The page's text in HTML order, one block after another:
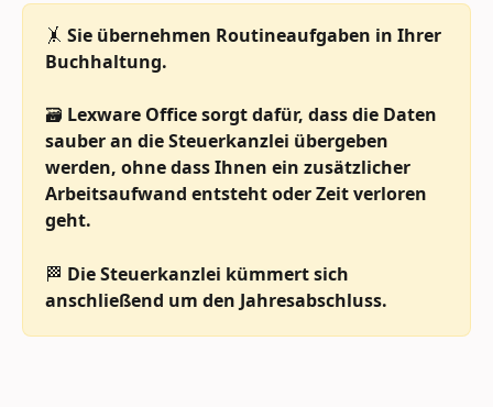
🤸 Sie übernehmen Routineaufgaben in Ihrer
Buchhaltung.
🗃️ Lexware Officesorgt dafür, dass die Daten
sauber an die Steuerkanzlei übergeben
werden, ohne dass Ihnen ein zusätzlicher
Arbeitsaufwand entsteht oder Zeit verloren
geht.
🏁 Die Steuerkanzlei kümmert sich
anschließend um den Jahresabschluss.